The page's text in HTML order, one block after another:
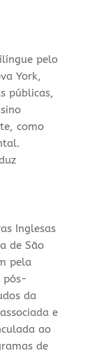
pelo
York,
públicas,
como
Inglesas
de São
pela
pós-
da
e
ao
de